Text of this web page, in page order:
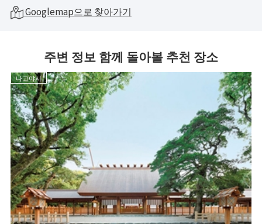
Googlemap으로 찾아가기
주변 정보 함께 돌아볼 추천 장소
나고야시